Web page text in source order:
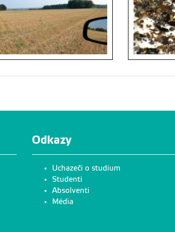
Odkazy
Uchazeči o studium
Studenti
Absolventi
Média